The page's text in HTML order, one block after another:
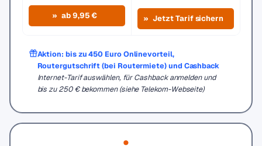
ab 9,95 € Jetzt Tarif sichern
Aktion: bis zu 450 Euro Onlinevorteil,
Routergutschrift (bei Routermiete) und Cashback
Internet-Tarif auswählen, für Cashback anmelden und
bis zu 250 € bekommen (siehe Telekom-Webseite)